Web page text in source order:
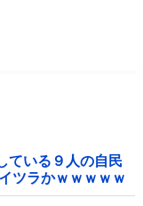
ている９人の自民
ツラかｗｗｗｗｗ